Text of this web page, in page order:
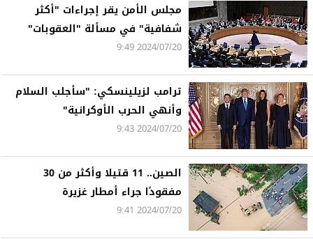
مجلس الأمن يقر إجراءات "أكثر
شفافية" في مسألة "العقوبات"
2024/07/20 9:49
ترامب لزيلينسكي: "سأجلب السلام
وأنهي الحرب الأوكرانية"
2024/07/20 9:43
الصين.. 11 قتيلا وأكثر من 30
مفقودًا جراء أمطار غزيرة
2024/07/20 9:41